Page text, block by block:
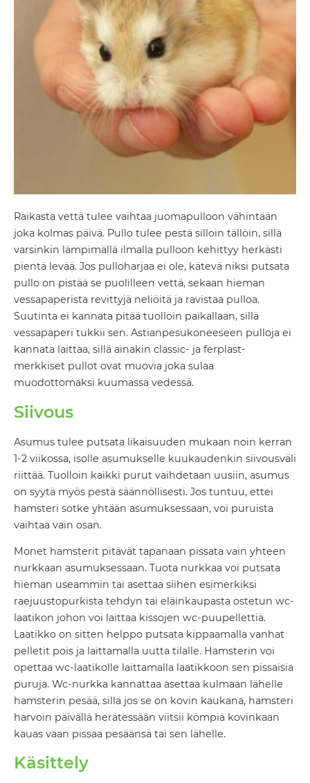
Raikasta vettä tulee vaihtaa juomapulloon vähintään
joka kolmas päivä. Pullo tulee pestä silloin tällöin, sillä
varsinkin lämpimällä ilmalla pulloon kehittyy herkästi
pientä levää. Jos pulloharjaa ei ole, kätevä niksi putsata
pullo on pistää se puolilleen vettä, sekaan hieman
vessapaperista revittyjä neliöitä ja ravistaa pulloa.
Suutinta ei kannata pitää tuolloin paikallaan, sillä
vessapaperi tukkii sen. Astianpesukoneeseen pulloja ei
kannata laittaa, sillä ainakin classic- ja ferplast-
merkkiset pullot ovat muovia joka sulaa
muodottomaksi kuumassa vedessä.
Siivous
Asumus tulee putsata likaisuuden mukaan noin kerran
1-2 viikossa, isolle asumukselle kuukaudenkin siivousväli
riittää. Tuolloin kaikki purut vaihdetaan uusiin, asumus
on syytä myös pestä säännöllisesti. Jos tuntuu, ettei
hamsteri sotke yhtään asumuksessaan, voi puruista
vaihtaa vain osan.
Monet hamsterit pitävät tapanaan pissata vain yhteen
nurkkaan asumuksessaan. Tuota nurkkaa voi putsata
hieman useammin tai asettaa siihen esimerkiksi
raejuustopurkista tehdyn tai eläinkaupasta ostetun wc-
laatikon johon voi laittaa kissojen wc-puupellettiä.
Laatikko on sitten helppo putsata kippaamalla vanhat
pelletit pois ja laittamalla uutta tilalle. Hamsterin voi
opettaa wc-laatikolle laittamalla laatikkoon sen pissaisia
puruja. Wc-nurkka kannattaa asettaa kulmaan lähelle
hamsterin pesää, sillä jos se on kovin kaukana, hamsteri
harvoin päivällä herätessään viitsii kömpiä kovinkaan
kauas vaan pissaa pesäänsä tai sen lähelle.
Käsittely